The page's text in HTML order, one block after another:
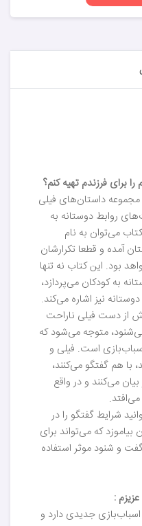
برای فرزندم تهیه کنم؟
مجموعه داستان‌های فیلی
روابط دوستانه به
می‌توان به نام
آمده و قطعا تکرارشان
بود. این کتاب نه تنها
به کودکان می‌پردازد،
نیز اشاره می‌کند.
از دست فیلی ناراحت
متوجه می‌شود که
است. فیلی و
هم گفتگو می‌کنند،
می‌کنند و در واقع
شرایط گفتگو را در
بیاموزد که می‌تواند برای
و شنود موثر استفاده
:
جدیدی دارد و